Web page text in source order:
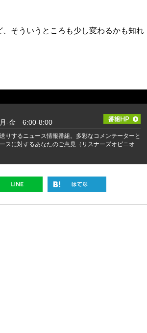
そういうところも少し変わるかも知れ
-金 6:00-8:00
りするニュース情報番組。多彩なコメンテーターと
スに対するあなたのご意見（リスナーズオピニオ